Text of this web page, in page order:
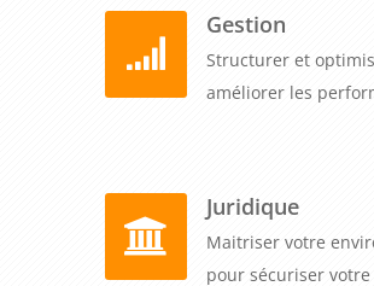
Gestion
Structurer et
améliorer les
Juridique
Maitriser votre
pour sécuriser